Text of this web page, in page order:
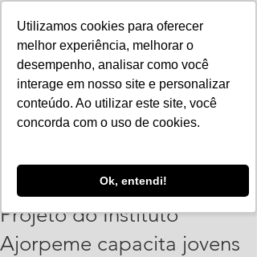
Utilizamos cookies para oferecer
melhor experiência, melhorar o
desempenho, analisar como você
interage em nosso site e personalizar
conteúdo. Ao utilizar este site, você
concorda com o uso de cookies.
Ok, entendi!
Projeto do Instituto
Ajorpeme capacita jovens